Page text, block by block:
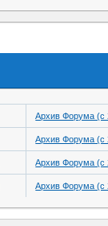
Архив Форума (с
Архив Форума (с
Архив Форума (с
Архив Форума (с